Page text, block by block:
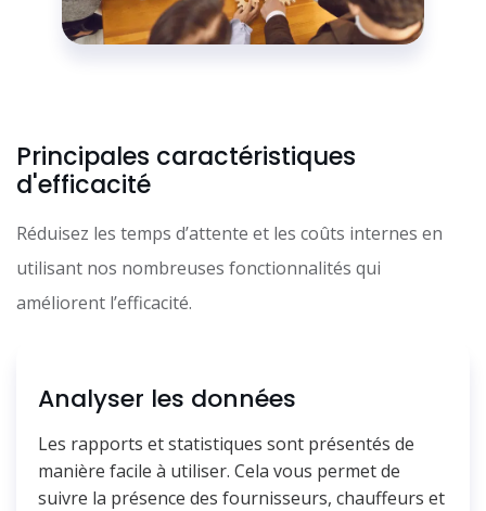
Principales caractéristiques
d'efficacité
Réduisez les temps d’attente et les coûts internes en
utilisant nos nombreuses fonctionnalités qui
améliorent l’efficacité.
Analyser les données
Les rapports et statistiques sont présentés de
manière facile à utiliser. Cela vous permet de
suivre la présence des fournisseurs, chauffeurs et